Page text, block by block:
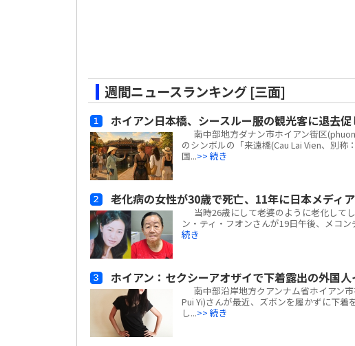
週間ニュースランキング [三面]
ホイアン日本橋、シースルー服の観光客に退去
南中部地方ダナン市ホイアン街区
のシンボルの「来遠橋(Cau Lai Vien、別
国...>> 続き
老化病の女性が30歳で死亡、11年に日本メディ
当時26歳にして老婆のように老化して
ン・ティ・フオンさんが19日午後、メコ
続き
ホイアン：セクシーアオザイで下着露出の外国
南中部沿岸地方クアンナム省ホイアン
Pui Yi)さんが最近、ズボンを履かずに下
し...>> 続き